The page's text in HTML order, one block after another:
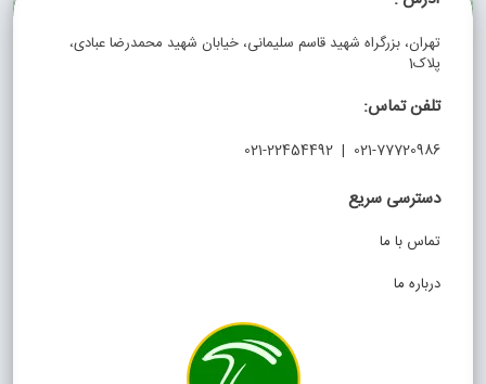
تهران، بزرگراه شهید قاسم سلیمانی، خیابان شهید محمدرضا عبادی،
پلاک1
تلفن تماس:
021-77720986 | 021-22454492
دسترسی سریع
تماس با ما
درباره ما